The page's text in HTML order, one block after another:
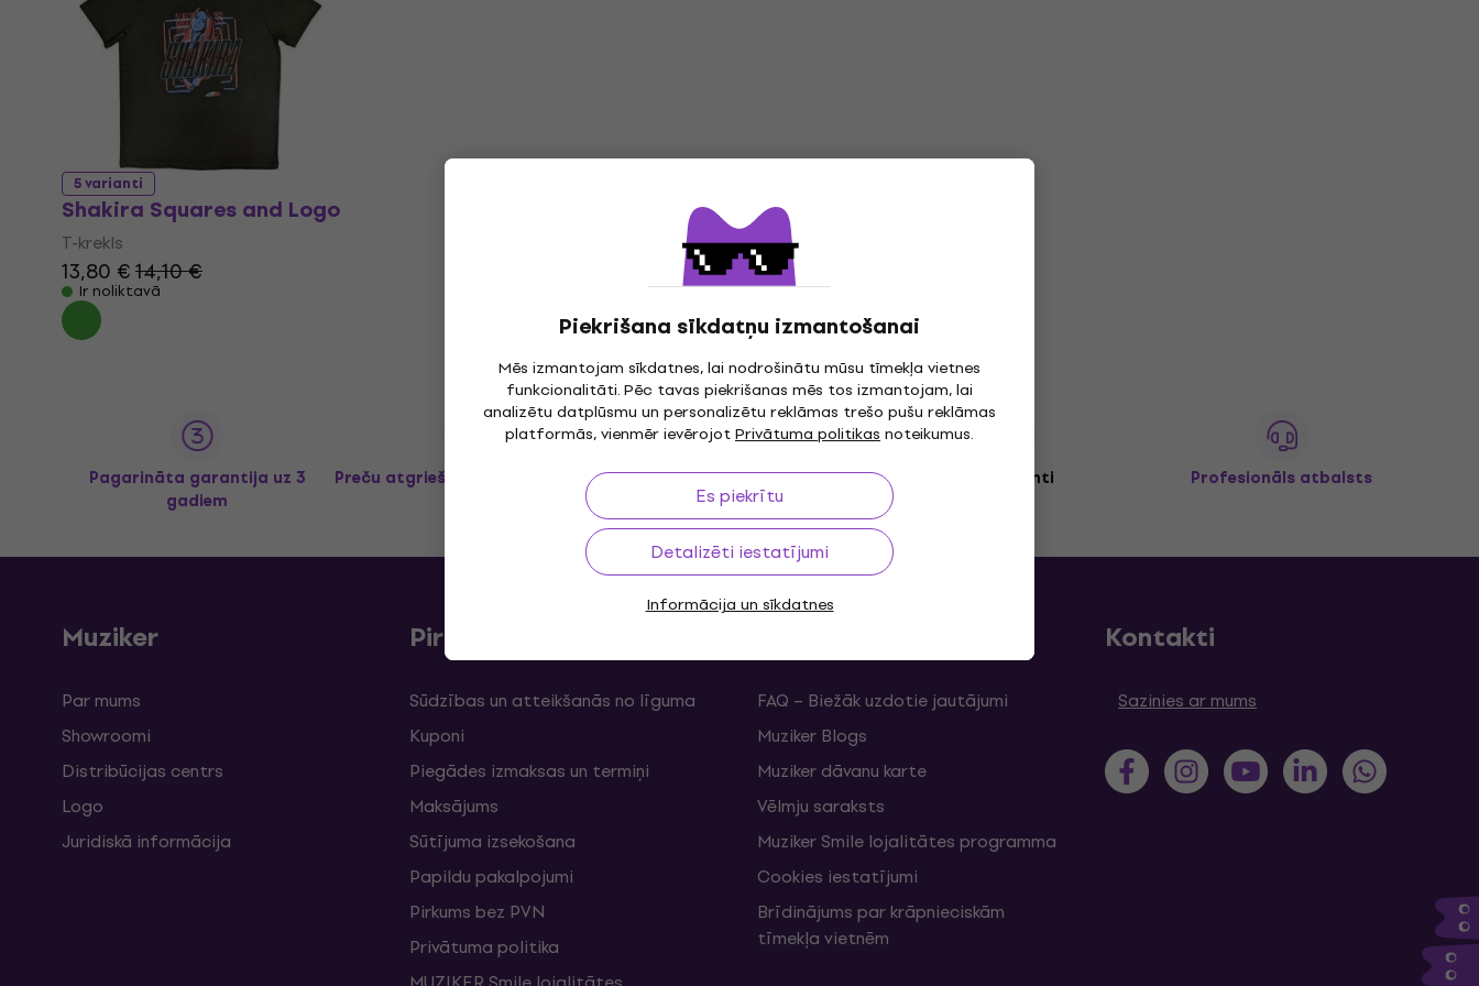
Piekrišana sīkdatņu izmantošanai
Mēs izmantojam sīkdatnes, lai nodrošinātu mūsu tīmekļa vietnes
funkcionalitāti. Pēc tavas piekrišanas mēs tos izmantojam, lai
analizētu datplūsmu un personalizētu reklāmas trešo pušu reklāmas
platformās, vienmēr ievērojotPrivātuma politikas noteikumus.
Es piekrītu
Detalizēti iestatījumi
Informācija un sīkdatnes
5 varianti
Shakira Squares and Logo
T-krekls
13,80 €14,10 €
Ir noliktavā
Pagarināta garantija uz 3
gadiem
Preču atgriešana līdz 30 dienām Bezmaksas piegādeno 299 € 3M+ klienti Profesionāls atbalsts
Muziker
Par mums
Showroomi
Distribūcijas centrs
Logo
Juridiskā informācija
Pirkums
Sūdzības un atteikšanās no līguma
Kuponi
Piegādes izmaksas un termiņi
Maksājums
Sūtījuma izsekošana
Papildu pakalpojumi
Pirkums bez PVN
Privātuma politika
FAQ – Biežāk uzdotie jautājumi
Muziker Blogs
Muziker dāvanu karte
Vēlmju saraksts
Muziker Smile lojalitātes programma
Cookies iestatījumi
Brīdinājums par krāpnieciskām
tīmekļa vietnēm
Kontakti
Sazinies ar mums